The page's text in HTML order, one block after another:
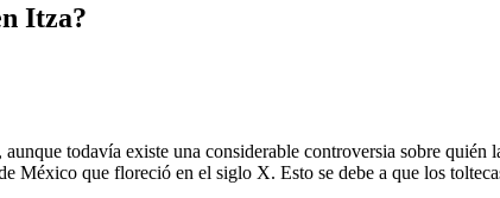
Itza?
todavía existe una considerable controversia sobre
México que floreció en el siglo X. Esto se debe a que los